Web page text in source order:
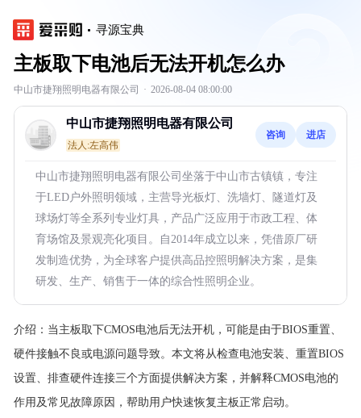
寻源宝典
主板取下电池后无法开机怎么办
中山市捷翔照明电器有限公司 · 2026-08-04 08:00:00
中山市捷翔照明电器有限公司
法人:左高伟
咨询 进店
中山市捷翔照明电器有限公司坐落于中山市古镇镇，专注
于LED户外照明领域，主营导光板灯、洗墙灯、隧道灯及
球场灯等全系列专业灯具，产品广泛应用于市政工程、体
育场馆及景观亮化项目。自2014年成立以来，凭借原厂研
发制造优势，为全球客户提供高品控照明解决方案，是集
研发、生产、销售于一体的综合性照明企业。
介绍： 当主板取下CMOS电池后无法开机，可能是由于BIOS重置、
硬件接触不良或电源问题导致。本文将从检查电池安装、重置BIOS
设置、排查硬件连接三个方面提供解决方案，并解释CMOS电池的
作用及常见故障原因，帮助用户快速恢复主板正常启动。